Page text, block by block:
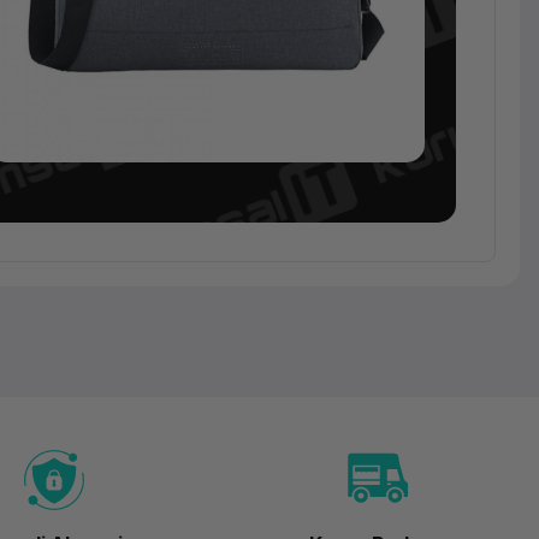
15.6''
Essential
Gri